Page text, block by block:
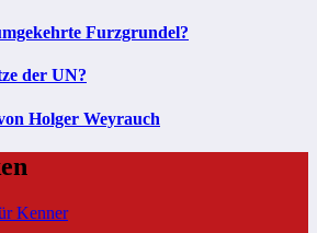
Furzgrundel?
der UN?
Holger Weyrauch
Kenner